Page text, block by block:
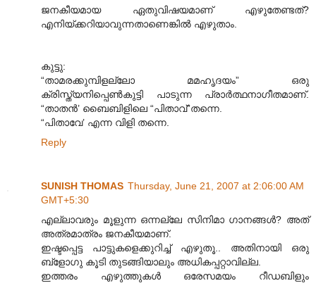
ജനകീയമായ ഏതുവിഷയമാണ് എഴുതേണ്ടത്?
എനിയ്ക്കറിയാവുന്നതാണെങ്കില്‍ എഴുതാം.
കുട്ടു:
“താമരക്കുമ്പിളല്ലോ മമഹൃദയം” ഒരു
ക്രിസ്ത്യനിപ്പെണ്‍കുട്ടി പാടുന്ന പ്രാര്‍ത്ഥനാഗീതമാണ്.
“താതന്‍’ ബൈബിളിലെ “പിതാവ്”തന്നെ.
“പിതാവേ’ എന്ന വിളി തന്നെ.
Reply
SUNISH THOMAS Thursday, June 21, 2007 at 2:06:00 AM
GMT+5:30
എല്ലാവരും മൂളുന്ന ഒന്നല്ലേ സിനിമാ ഗാനങ്ങള്‍? അത്
അത്രമാത്രം ജനകീയമാണ്.
ഇഷ്ടപ്പെട്ട പാട്ടുകളെക്കുറിച്ച് എഴുതൂ.. അതിനായി ഒരു
ബ്ളോഗു കൂടി തുടങ്ങിയാലും അധികപ്പറ്റാവില്ല.
ഇത്തരം എഴുത്തുകള്‍ ഒരേസമയം റീഡബിളും